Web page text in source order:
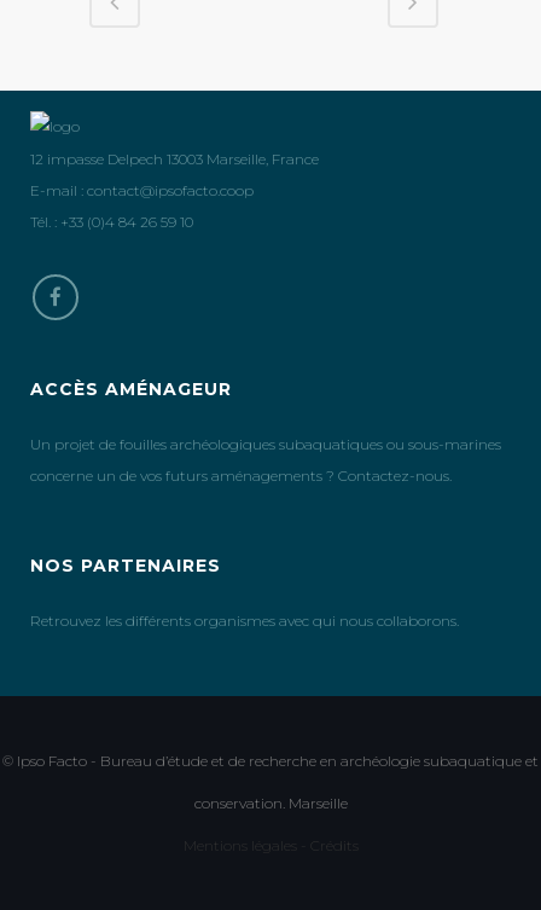
12 impasse Delpech 13003 Marseille, France
E-mail : contact@ipsofacto.coop
Tél. : +33 (0)4 84 26 59 10
ACCÈS AMÉNAGEUR
Un projet de fouilles archéologiques subaquatiques ou sous-marines
concerne un de vos futurs aménagements ? Contactez-nous.
NOS PARTENAIRES
Retrouvez les différents organismes avec qui nous collaborons.
© Ipso Facto - Bureau d’étude et de recherche en archéologie subaquatique et
conservation. Marseille
Mentions légales - Crédits